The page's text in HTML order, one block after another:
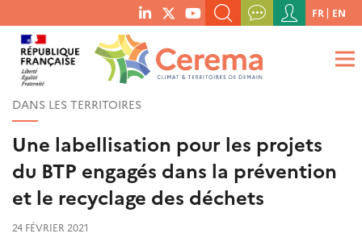
menu
social
links
RECHERCHER UN MOT-CLÉ, UNE PUBLICATION, ETC.
QUE RECHERCHEZ-VOUS ?
Menu
du
compte
de
FR EN
DANS LES TERRITOIRES
Une labellisation pour les projets
du BTP engagés dans la prévention
et le recyclage des déchets
24 FÉVRIER 2021